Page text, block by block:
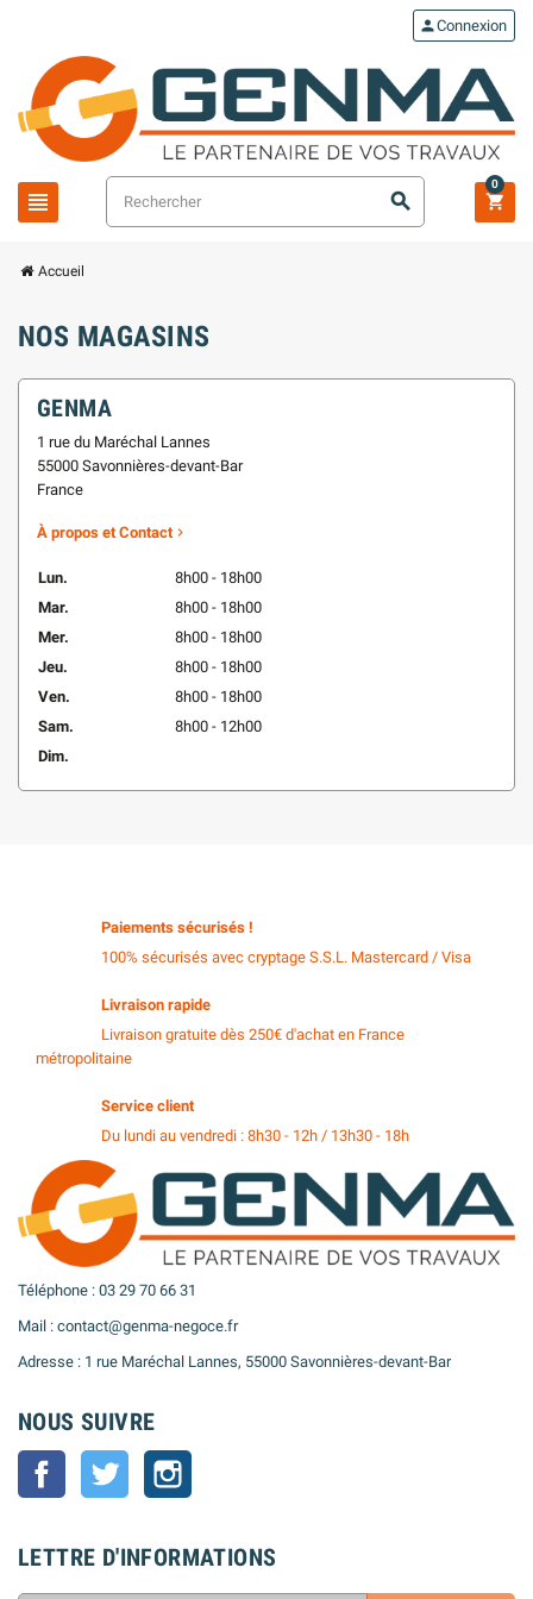
view_headline search
personConnexion
shopping_cart
0
Accueil
NOS MAGASINS
GENMA
1 rue du Maréchal Lannes
55000 Savonnières-devant-Bar
France
À propos et Contact 
Lun.
8h00 - 18h00
Mar.
8h00 - 18h00
Mer.
8h00 - 18h00
Jeu.
8h00 - 18h00
Ven.
8h00 - 18h00
Sam.
8h00 - 12h00
Dim.
Paiements sécurisés !
100% sécurisés avec cryptage S.S.L. Mastercard / Visa
Livraison rapide
Livraison gratuite dès 250€ d'achat en France
métropolitaine
Service client
Du lundi au vendredi : 8h30 - 12h / 13h30 - 18h
Téléphone : 03 29 70 66 31
Mail : contact@genma-negoce.fr
Adresse : 1 rue Maréchal Lannes, 55000 Savonnières-devant-Bar
NOUS SUIVRE
Facebook Twitter
LETTRE D'INFORMATIONS